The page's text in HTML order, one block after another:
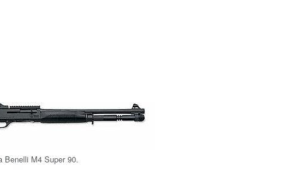
Benelli M4 Super 90.